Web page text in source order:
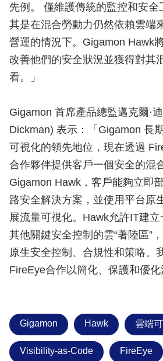
先例。 僅維護傳統的監控和安全
其是在混合勞動力仍然依賴雲端
營運的情況下。Gigamon Hawk
改善他們的安全狀況並獲得對其
看。」
Gigamon 首席產品總監邁克爾·
Dickman) 表示：「Gigamon 長
可視化的領先地位，現在透過
合作夥伴提供客戶一個安全的混
Gigamon Hawk，客戶能夠立即
路安全解決方案，並使用平台原
展流量可視化。Hawk允許IT建
其他關鍵安全控制的雲“著陸區”
原生安全控制、合規性和策略。
FireEye合作以簡化、保護和優化
Gigamon Hawk 雲端
Visibility-as-Code FireEye